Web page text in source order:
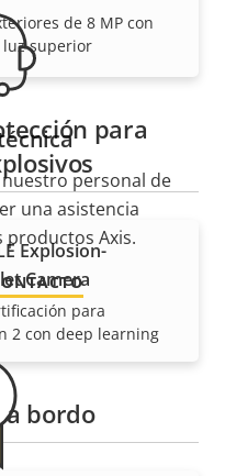
de 8 MP con
superior
para
Explosion-
Camera
para
2 con deep learning
a bordo
personal de
una asistencia
productos Axis.